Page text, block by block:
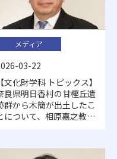
メディア
03-22
【文化財学科 トピックス】
良県明日香村の甘樫丘遺
群から木簡が出土したこ
について、相原嘉之教授